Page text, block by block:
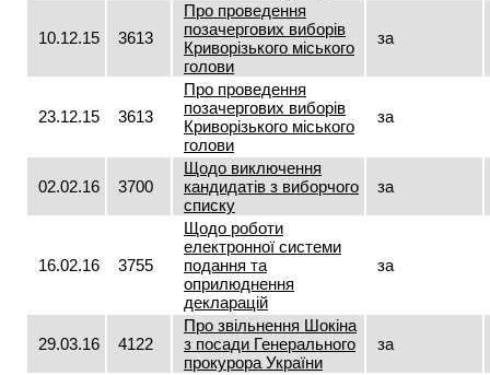
10.12.15 3613
Про проведення
позачергових виборів
Криворізького міського
голови
за
23.12.15 3613
Про проведення
позачергових виборів
Криворізького міського
голови
за
02.02.16 3700
Щодо виключення
кандидатів з виборчого
списку
за
16.02.16 3755
Щодо роботи
електронної системи
подання та
оприлюднення
декларацій
за
29.03.16 4122
Про звільнення Шокіна
з посади Генерального
прокурора України
за